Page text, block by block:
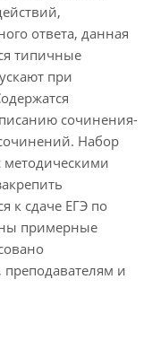
ответа, данная
типичные
при
сочинения-
Набор
к сдаче ЕГЭ по
примерные
и